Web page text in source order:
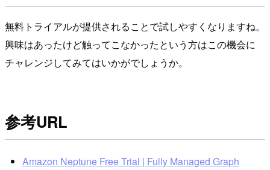
無料トライアルが提供されることで試しやすくなりますね。
興味はあったけど触ってこなかったという方はこの機会に
チャレンジしてみてはいかがでしょうか。
参考URL
Amazon Neptune Free Trial | Fully Managed Graph